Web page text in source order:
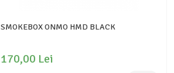
SMOKEBOX ONMO HMD BLACK
170,00 Lei